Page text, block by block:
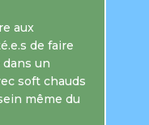
aux
de faire
un
soft chauds
même du